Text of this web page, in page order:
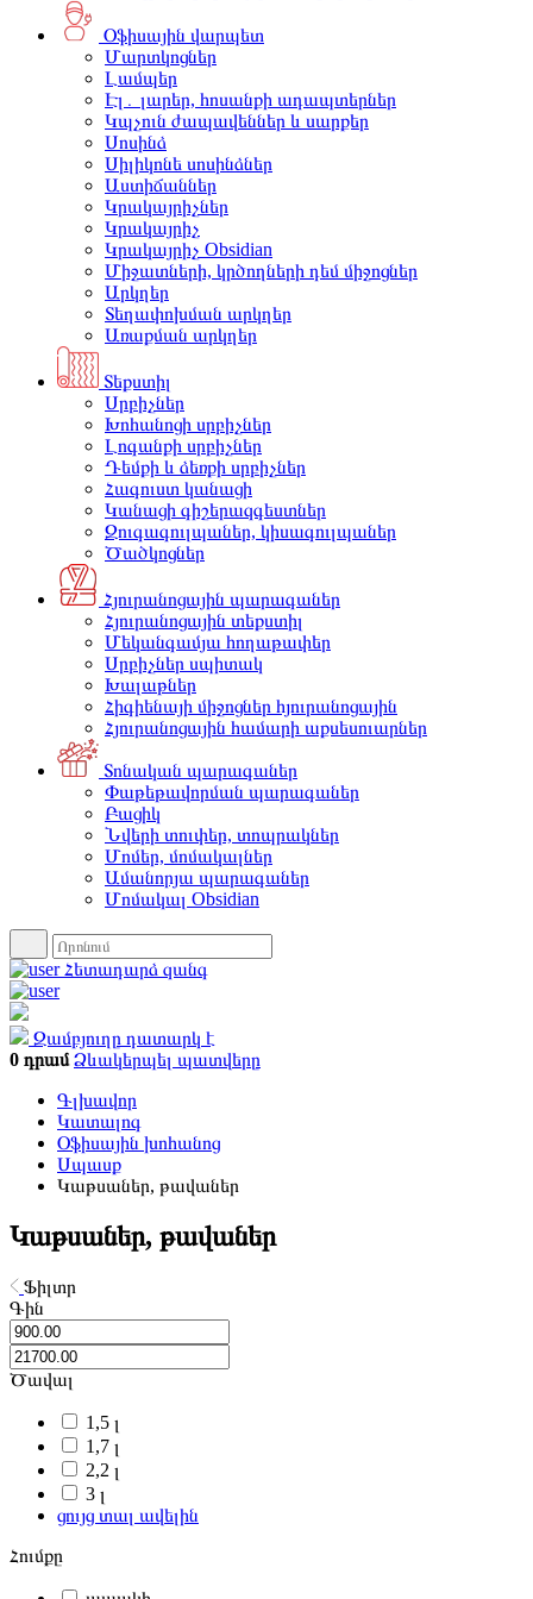
Օֆիսային վարպետ
Մարտկոցներ
Լամպեր
Էլ․ լարեր, հոսանքի ադապտերներ
Կպչուն ժապավեններ և սարքեր
Սոսինձ
Սիլիկոնե սոսինձներ
Աստիճաններ
Կրակայրիչներ
Կրակայրիչ
Կրակայրիչ Obsidian
Միջատների, կրծողների դեմ միջոցներ
Արկղեր
Տեղափոխման արկղեր
Առաքման արկղեր
Տեքստիլ
Սրբիչներ
Խոհանոցի սրբիչներ
Լոգանքի սրբիչներ
Դեմքի և ձեռքի սրբիչներ
Հագուստ կանացի
Կանացի գիշերազգեստներ
Զուգագուլպաներ, կիսագուլպաներ
Ծածկոցներ
Հյուրանոցային պարագաներ
Հյուրանոցային տեքստիլ
Մեկանգամյա հողաթափեր
Սրբիչներ սպիտակ
Խալաթներ
Հիգիենայի միջոցներ հյուրանոցային
Հյուրանոցային համարի աքսեսուարներ
Տոնական պարագաներ
Փաթեթավորման պարագաներ
Բացիկ
Նվերի տուփեր, տոպրակներ
Մոմեր, մոմակալներ
Ամանորյա պարագաներ
Մոմակալ Obsidian
Հետադարձ զանգ
Զամբյուղը դատարկ է
0 դրամ Ձևակերպել պատվերը
Գլխավոր
Կատալոգ
Օֆիսային խոհանոց
Սպասք
Կաթսաներ, թավաներ
Կաթսաներ, թավաներ
Ֆիլտր
Գին
Ծավալ
1,5 լ
1,7 լ
2,2 լ
3 լ
ցույց տալ ավելին
Հումքը